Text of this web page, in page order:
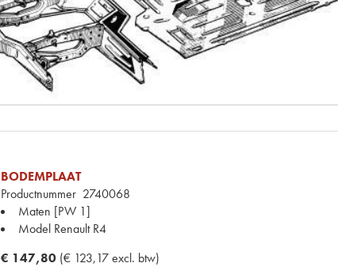
BODEMPLAAT
Productnummer 2740068
Maten [PW 1]
Model Renault R4
€ 147,80 (€ 123,17 excl. btw)